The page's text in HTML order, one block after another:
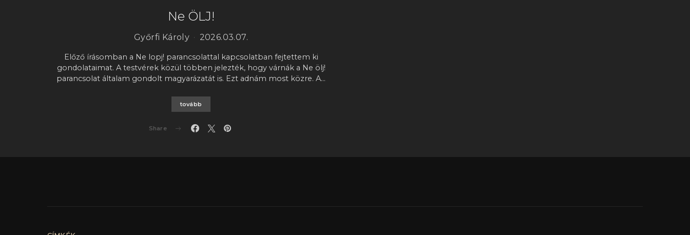
Ne ÖLJ!
Győrfi Károly 2026.03.07.
Előző írásomban a Ne lopj! parancsolattal kapcsolatban fejtettem ki
gondolataimat. A testvérek közül többen jelezték, hogy várnák a Ne ölj!
parancsolat általam gondolt magyarázatát is. Ezt adnám most közre. A…
tovább
Share